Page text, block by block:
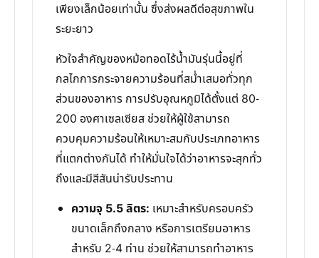
เพียงเล็กน้อยเท่านั้น ซึ่งส่งผลดีต่อสุขภาพใน
ระยะยาว
หัวใจสำคัญของหม้อทอดไร้น้ำมันรุ่นนี้อยู่ที่
กลไกการกระจายความร้อนที่สม่ำเสมอทั่วทุก
ส่วนของอาหาร การปรับอุณหภูมิได้ตั้งแต่ 80-
200 องศาเซลเซียส ช่วยให้ผู้ใช้สามารถ
ควบคุมความร้อนให้เหมาะสมกับประเภทอาหาร
ที่แตกต่างกันได้ ทำให้มั่นใจได้ว่าอาหารจะสุกทั่ว
ถึงและมีสีสันน่ารับประทาน
ความจุ 5.5 ลิตร: เหมาะสำหรับครอบครัว
ขนาดเล็กถึงกลาง หรือการเตรียมอาหาร
สำหรับ 2-4 ท่าน ช่วยให้สามารถทำอาหาร